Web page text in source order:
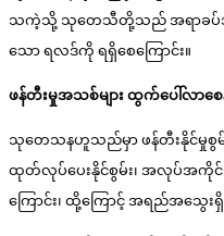
သကဲ့သို့ သုတေသီတို့သည် အရာခပ်သိမ်းကို
သော ရလဒ်ကို ရရှိစေကြောင်း။
ဖန်တီးမှုအသစ်များ ထွက်ပေါ်လာစေ
သုတေသနဟူသည်မှာ ဖန်တီးနိုင်မှုစွမ်း
ထုတ်လုပ်ပေးနိုင်စွမ်း၊ အလုပ်အကိုင်သ
ကြောင်း၊ ထို့ကြောင့် အရည်အသွေ